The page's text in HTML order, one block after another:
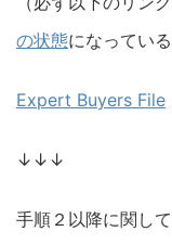
の状態になってい
Expert Buyers File
↓↓↓
手順２以降に関して